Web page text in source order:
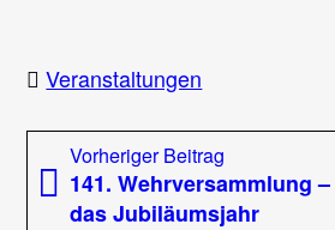
Veranstaltungen
Beitragsnavigation
Vorheriger Beitrag
Beitrag:
141. Wehrversammlung
das Jubiläumsjahr